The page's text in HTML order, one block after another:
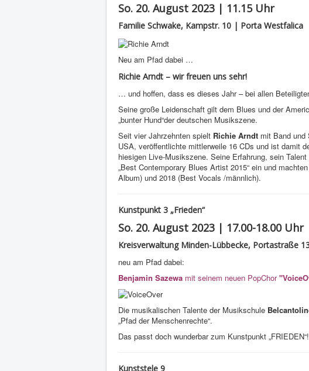
So. 20. August 2023 | 11.15 Uhr
Familie Schwake, Kampstr. 10 | Porta Westfalica
Neu am Pfad dabei …
Richie Arndt – wir freuen uns sehr!
… und hoffen, dass es dieses Jahr – bei allen
Seine große Leidenschaft gilt dem Blues und der
„bunter Hund“der deutschen Musikszene.
Seit vier Jahrzehnten spielt Richie Arndt mit Band und
USA, veröffentlichte mittlerweile 16 CDs und ist damit
hiesigen Live-Musikszene. Seine Erfahrung, sein
„Best Contemporary Blues Artist 2015“ ein und
Album) und 2018 (Best Vocals /männlich).
Kunstpunkt 3 „Frieden“
So. 20. August 2023 | 17.00-18.00 Uhr
Kreisverwaltung Minden-Lübbecke, Portastraße
neu am Pfad dabei:
Benjamin Sazewa mit seinem neuen PopChor
Die musikalischen Talente der Musikschule
„Pfad der Menschenrechte“.
Das passt doch wunderbar zum Kunstpunkt „FRIEDEN“!
Kunststele 9